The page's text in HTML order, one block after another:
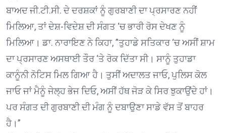
ਬਾਅਦ ਜੀ.ਟੀ.ਸੀ. ਦੇ ਦਰਸ਼ਕਾਂ ਨੂੰ ਗੁਰਬਾਣੀ ਦਾ ਪ੍ਰਸਾਰਣ ਨਹੀਂ
ਮਿਲਿਆ, ਤਾਂ ਦੇਸ਼-ਵਿਦੇਸ਼ ਦੀ ਸੰਗਤ ‘ਚ ਭਾਰੀ ਰੋਸ ਦੇਖਣ ਨੂੰ
ਮਿਲਿਆ। ਡਾ. ਨਾਰਾਇਣ ਨੇ ਕਿਹਾ, ”ਤੁਹਾਡੇ ਸਤਿਕਾਰ ‘ਚ ਅਸੀਂ ਸ਼ਾਮ
ਦਾ ਪ੍ਰਸਾਰਣ ਅਸਥਾਈ ਤੌਰ ‘ਤੇ ਰੋਕ ਦਿੱਤਾ ਸੀ। ਸਾਨੂੰ ਤੁਹਾਡਾ
ਕਾਨੂੰਨੀ ਨੋਟਿਸ ਮਿਲ ਗਿਆ ਹੈ। ਤੁਸੀਂ ਅਦਾਲਤ ਜਾਓ, ਪੁਲਿਸ ਕੋਲ
ਜਾਓ ਜਾਂ ਮੈਨੂੰ ਜੇਲ੍ਹ ਭੇਜ ਦਿਓ, ਅਸੀਂ ਹੱਥ ਜੋੜ ਕੇ ਸਿਰ ਝੁਕਾਉਂਦੇ ਹਾਂ।
ਪਰ ਸੰਗਤ ਦੀ ਗੁਰਬਾਣੀ ਦੀ ਮੰਗ ਨੂੰ ਦਬਾਉਣਾ ਸਾਡੇ ਵੱਸ ਤੋਂ ਬਾਹਰ
ਹੈ।”